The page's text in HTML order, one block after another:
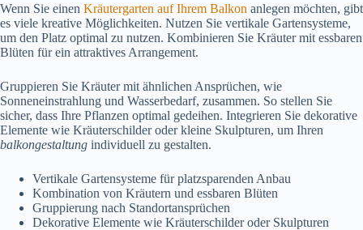
Wenn Sie einen Kräutergarten auf Ihrem Balkon anlegen möchten, gibt
es viele kreative Möglichkeiten. Nutzen Sie vertikale Gartensysteme,
um den Platz optimal zu nutzen. Kombinieren Sie Kräuter mit essbaren
Blüten für ein attraktives Arrangement.
Gruppieren Sie Kräuter mit ähnlichen Ansprüchen, wie
Sonneneinstrahlung und Wasserbedarf, zusammen. So stellen Sie
sicher, dass Ihre Pflanzen optimal gedeihen. Integrieren Sie dekorative
Elemente wie Kräuterschilder oder kleine Skulpturen, um Ihren
balkongestaltung individuell zu gestalten.
Vertikale Gartensysteme für platzsparenden Anbau
Kombination von Kräutern und essbaren Blüten
Gruppierung nach Standortansprüchen
Dekorative Elemente wie Kräuterschilder oder Skulpturen